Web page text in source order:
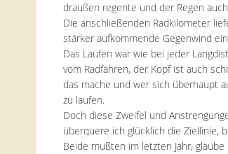
draußen regente und der Regen
Die anschließenden Radkilometer
stärker aufkommende Gegenwind
Das Laufen war wie bei jeder
vom Radfahren, der Kopf ist auch
das mache und wer sich überhaupt
zu laufen.
Doch diese Zweifel und
überquere ich glücklich die Ziellinie,
Beide mußten im letzten Jahr,